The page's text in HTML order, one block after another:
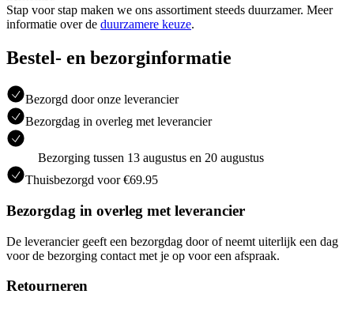
Stap voor stap maken we ons assortiment steeds duurzamer. Meer
informatie over de duurzamere keuze.
Bestel- en bezorginformatie
Bezorgd door onze leverancier
Bezorgdag in overleg met leverancier
Bezorging tussen 13 augustus en 20 augustus
Thuisbezorgd voor €69.95
Bezorgdag in overleg met leverancier
De leverancier geeft een bezorgdag door of neemt uiterlijk een dag
voor de bezorging contact met je op voor een afspraak.
Retourneren